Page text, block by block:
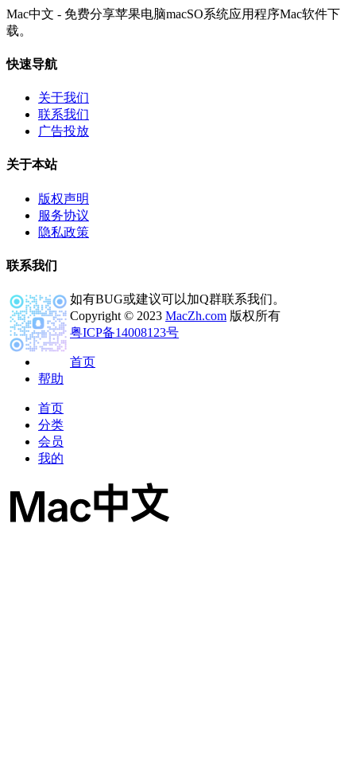
Mac中文 - 免费分享苹果电脑macSO系统应用程序Mac软件下
载。
快速导航
关于我们
联系我们
广告投放
关于本站
版权声明
服务协议
隐私政策
联系我们
如有BUG或建议可以加Q群联系我们。
Copyright © 2023 MacZh.com 版权所有
粤ICP备14008123号
首页
帮助
首页
分类
会员
我的